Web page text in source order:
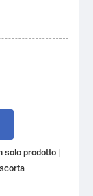
solo prodotto |